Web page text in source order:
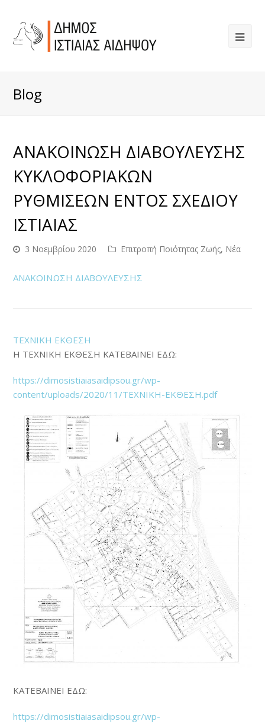
Blog
ΑΝΑΚΟΙΝΩΣΗ ΔΙΑΒΟΥΛΕΥΣΗΣ
ΚΥΚΛΟΦΟΡΙΑΚΩΝ
ΡΥΘΜΙΣΕΩΝ ΕΝΤΟΣ ΣΧΕΔΙΟΥ
ΙΣΤΙΑΙΑΣ
3 Νοεμβρίου 2020 Επιτροπή Ποιότητας Ζωής, Νέα
ΑΝΑΚΟΙΝΩΣΗ ΔΙΑΒΟΥΛΕΥΣΗΣ
ΤΕΧΝΙΚΗ ΕΚΘΕΣΗ
Η ΤΕΧΝΙΚΗ ΕΚΘΕΣΗ ΚΑΤΕΒΑΙΝΕΙ ΕΔΩ:
https://dimosistiaiasaidipsou.gr/wp-
content/uploads/2020/11/ΤΕΧΝΙΚΗ-ΕΚΘΕΣΗ.pdf
ΚΑΤΕΒΑΙΝΕΙ ΕΔΩ:
https://dimosistiaiasaidipsou.gr/wp-